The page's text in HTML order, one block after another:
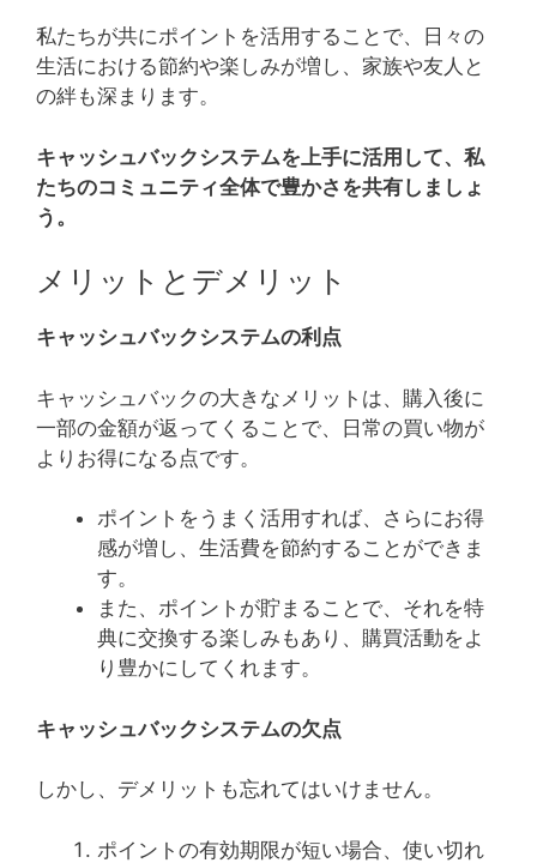
私たちが共にポイントを活用することで、日々の
生活における節約や楽しみが増し、家族や友人と
の絆も深まります。
キャッシュバックシステムを上手に活用して、私
たちのコミュニティ全体で豊かさを共有しましょ
う。
メリットとデメリット
キャッシュバックシステムの利点
キャッシュバックの大きなメリットは、購入後に
一部の金額が返ってくることで、日常の買い物が
よりお得になる点です。
ポイントをうまく活用すれば、さらにお得
感が増し、生活費を節約することができま
す。
また、ポイントが貯まることで、それを特
典に交換する楽しみもあり、購買活動をよ
り豊かにしてくれます。
キャッシュバックシステムの欠点
しかし、デメリットも忘れてはいけません。
ポイントの有効期限が短い場合、使い切れ